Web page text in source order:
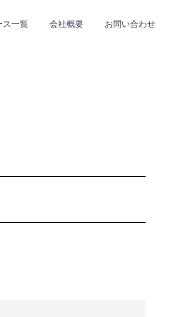
ス一覧 会社概要 お問い合わせ
#R&B/ソウル